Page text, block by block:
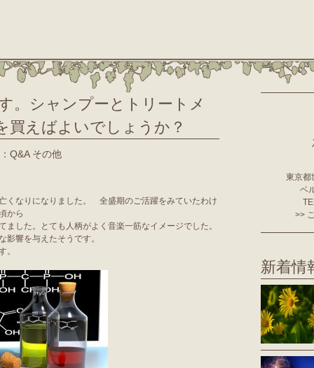
。シャンプーとトリートメ
買えばよいでしょうか？
Q&A その他
くなりになりました。 全盛期のご活躍をみていたわけ
から
ました。とても人柄がよく音楽一筋なイメージでした。
影響を与えたそうです。
。
東京都
ベ
>>
新着情